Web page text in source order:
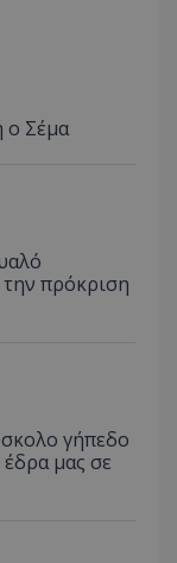
ο Σέμα
πρόκριση
γήπεδο
μας σε